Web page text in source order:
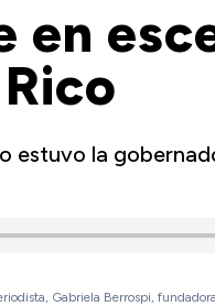
en
estuvo la
Gabriela Berrospi,